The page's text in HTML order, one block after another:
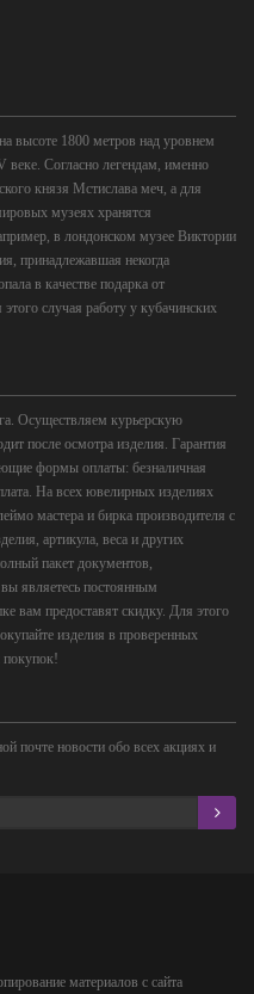
высоте 1800 метров над уровнем
веке. Согласно легендам, именно
князя Мстислава меч, а для
музеях хранятся
в лондонском музее Виктории
принадлежавшая некогда
в качестве подарка от
случая работу у кубачинских
Осуществляем курьерскую
после осмотра изделия. Гарантия
формы оплаты: безналичная
На всех ювелирных изделиях
мастера и бирка производителя с
артикула, веса и других
пакет документов,
являетесь постоянным
вам предоставят скидку. Для этого
изделия в проверенных
покупок!
почте новости обо всех акциях и
материалов с сайта